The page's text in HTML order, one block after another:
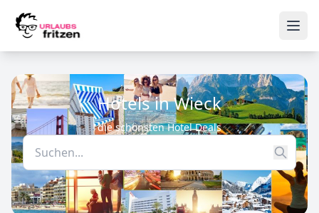
Hotels in Wieck
die schönsten Hotel Deals